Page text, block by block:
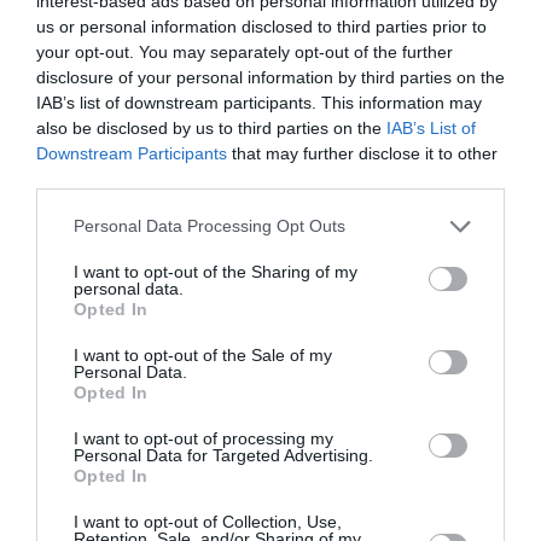
us or personal information disclosed to third parties prior to
your opt-out. You may separately opt-out of the further
disclosure of your personal information by third parties on the
IAB’s list of downstream participants. This information may
also be disclosed by us to third parties on the IAB’s List of
Downstream Participants that may further disclose it to other
Personal Data Processing Opt Outs
I want to opt-out of the Sharing of my
personal data.
Opted In
I want to opt-out of the Sale of my
Personal Data.
Opted In
I want to opt-out of processing my
Personal Data for Targeted Advertising.
Opted In
I want to opt-out of Collection, Use,
την Τέχνη και τον Πολιτισμό!
Πολυάννα Το
ΚΠΙΣΝ: Park your